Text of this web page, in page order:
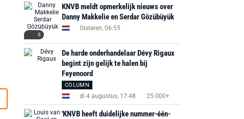
8
KNVB meldt opmerkelijk nieuws over
Danny Makkelie en Serdar Gözübüyük
Gisteren, 06:55
De harde onderhandelaar Dévy Rigaux
begint zijn gelijk te halen bij
Feyenoord
COLUMN
di 4 augustus, 17:48 25.000+
'KNVB heeft duidelijke nummer-één-